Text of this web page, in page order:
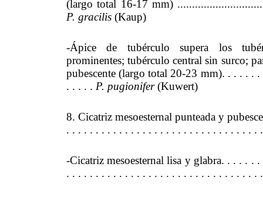
(largo total 16-17 mm)
P. gracilis (Kaup)
-Ápice de tubérculo supera los
prominentes; tubérculo central sin surco;
pubescente (largo total 20-23 mm). . . . .
. . . . . P. pugionifer(Kuwert)
8. Cicatriz mesoesternal punteada y
. . . . . . . . . . . . . . . . . . . . . . . . . . . . . . . . .
-Cicatriz mesoesternal lisa y glabra. . . . .
. . . . . . . . . . . . . . . . . . . . . . . . . . . . . . . . .